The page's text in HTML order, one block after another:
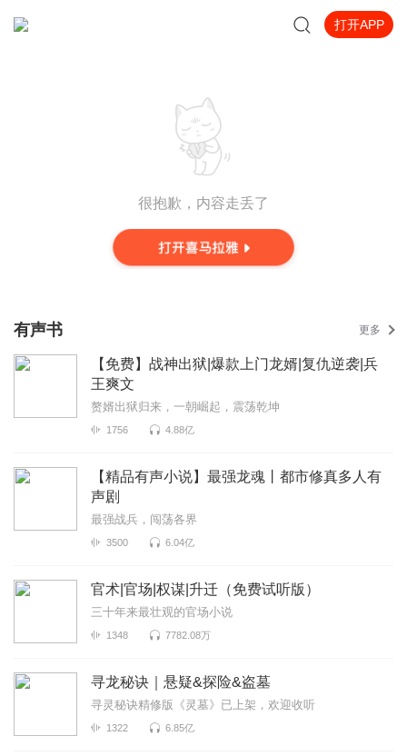
打开APP
很抱歉，内容走丢了
有声书 更多
【免费】战神出狱|爆款上门龙婿|复仇逆袭|兵
王爽文
赘婿出狱归来，一朝崛起，震荡乾坤
1756 4.88亿
【精品有声小说】最强龙魂丨都市修真多人有
声剧
最强战兵，闯荡各界
3500 6.04亿
官术|官场|权谋|升迁（免费试听版）
三十年来最壮观的官场小说
1348 7782.08万
寻龙秘诀｜悬疑&探险&盗墓
寻灵秘诀精修版《灵墓》已上架，欢迎收听
1322 6.85亿